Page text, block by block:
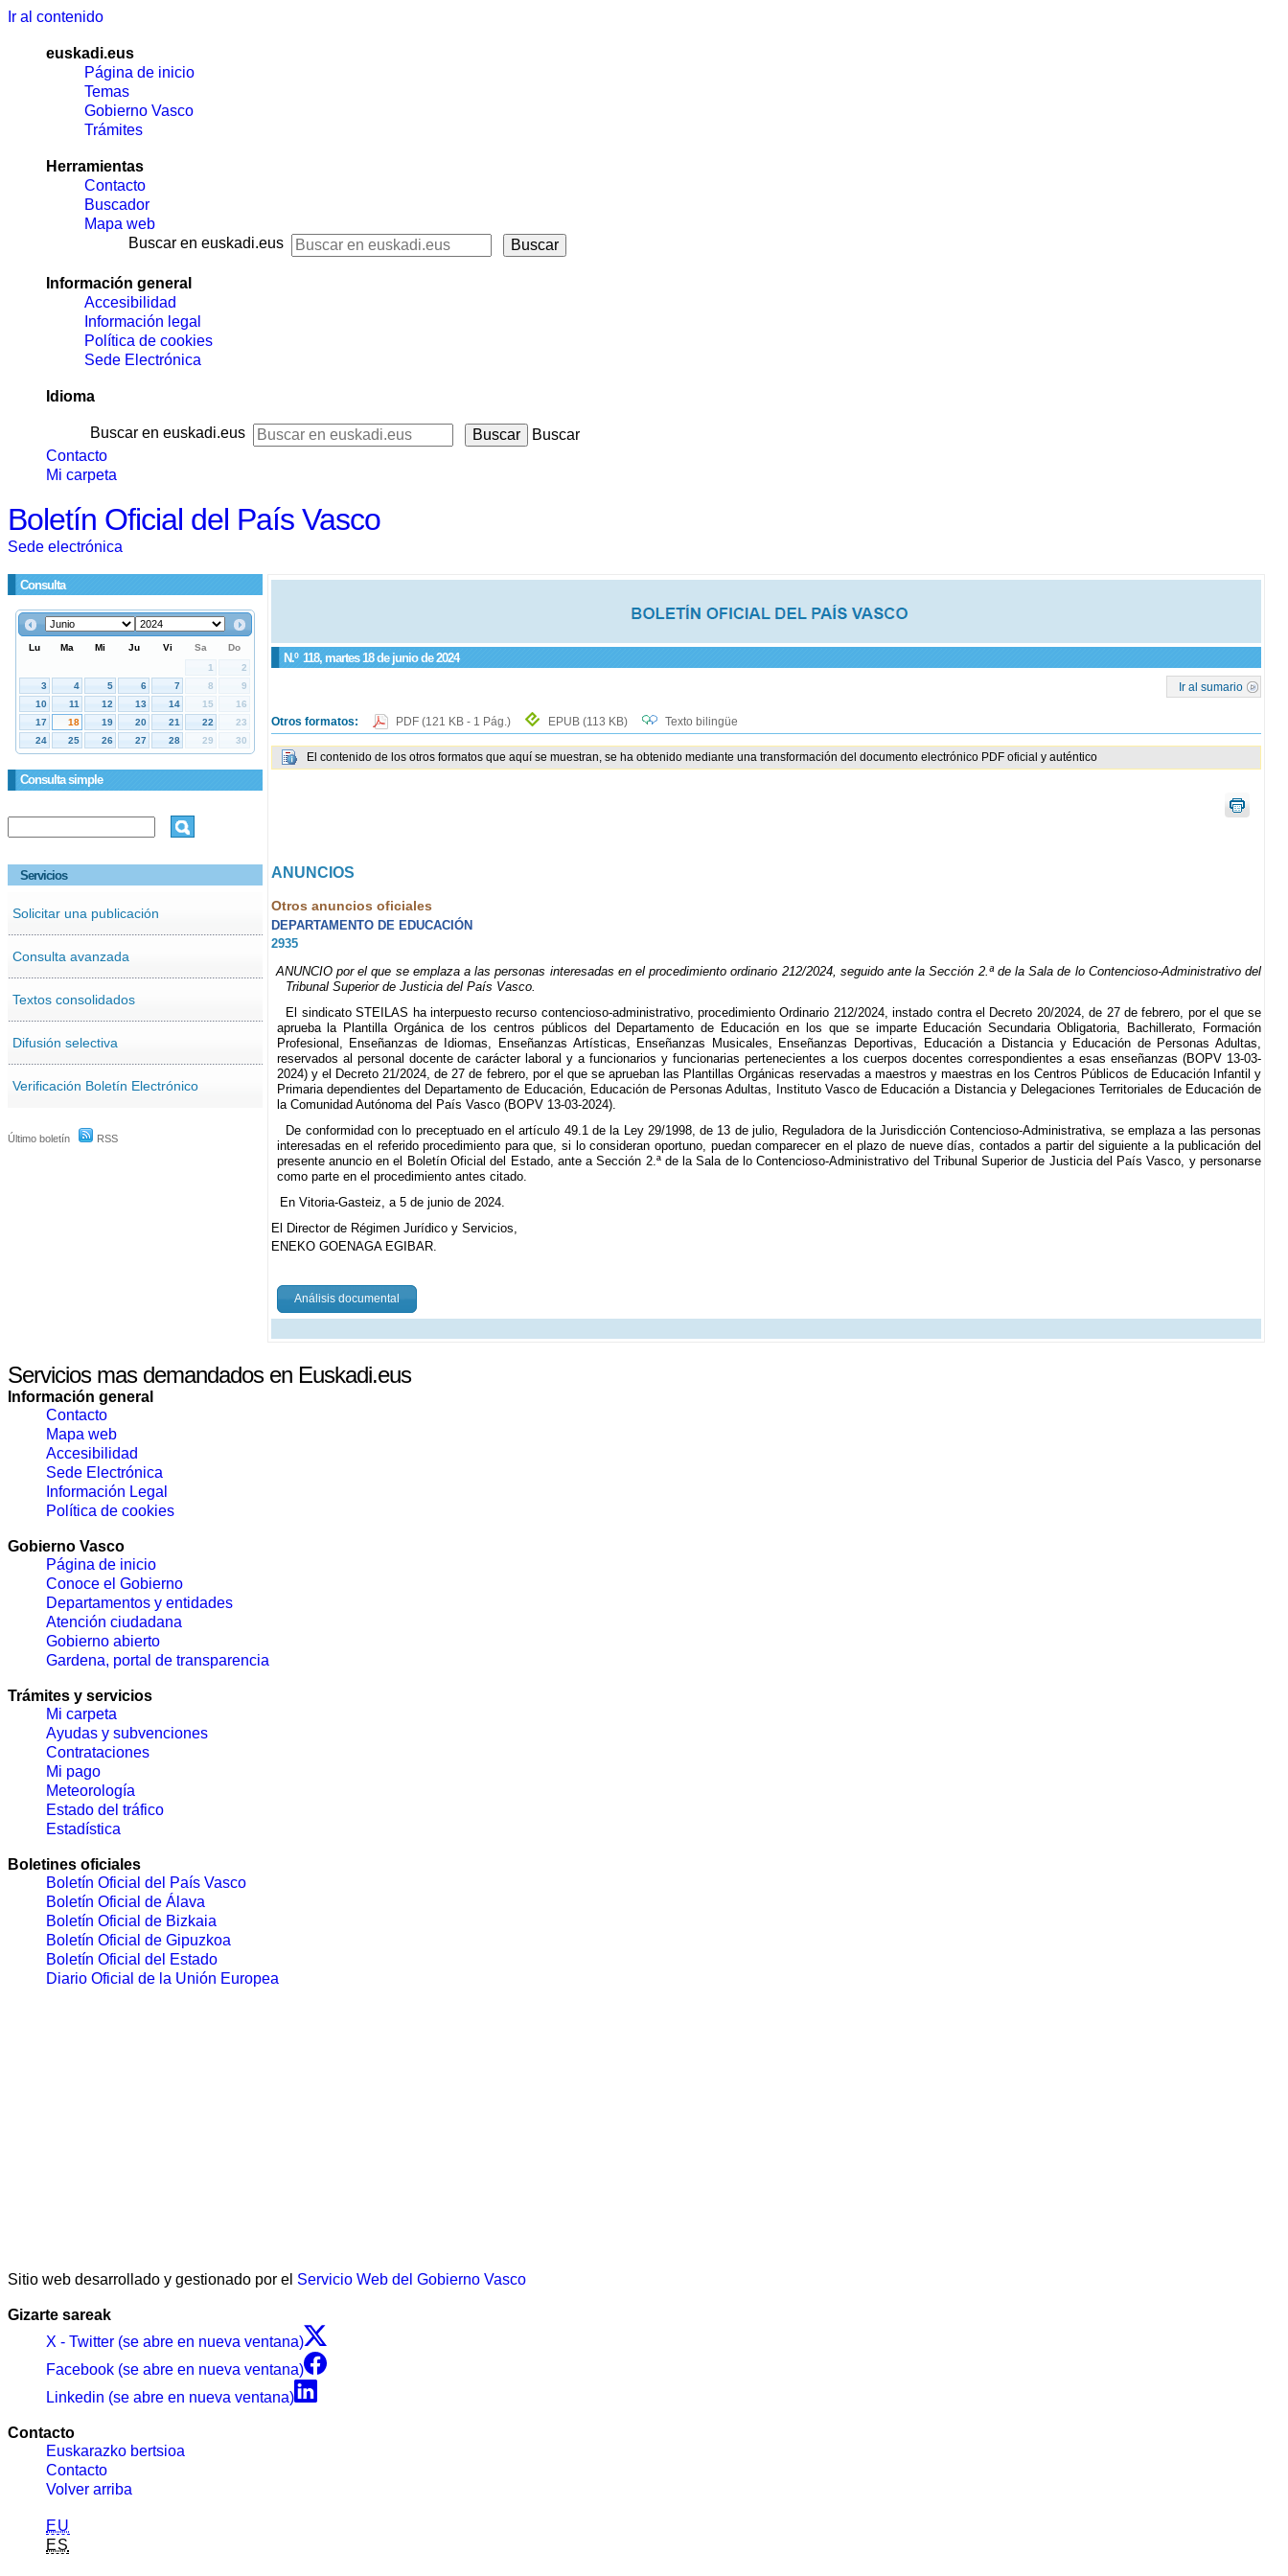
Ir al contenido
euskadi.eus
Página de inicio
Temas
Gobierno Vasco
Trámites
Herramientas
Contacto
Buscador
Mapa web
Buscar en euskadi.eus
Información general
Accesibilidad
Información legal
Política de cookies
Sede Electrónica
Idioma
Buscar en euskadi.eus
Buscar
Contacto
Mi carpeta
Boletín Oficial del País Vasco
Sede electrónica
Consulta
Consulta simple
Servicios
Solicitar una publicación
Consulta avanzada
Textos consolidados
Difusión selectiva
Verificación Boletín Electrónico
Último boletín RSS
N.º 118, martes 18 de junio de 2024
Ir al sumario
Otros formatos: PDF (121 KB - 1 Pág.) EPUB (113 KB) Texto bilingüe
El contenido de los otros formatos que aquí se muestran, se ha obtenido mediante una transformación del documento electrónico PDF oficial y auténtico
ANUNCIOS
Otros anuncios oficiales
DEPARTAMENTO DE EDUCACIÓN
2935
ANUNCIO por el que se emplaza a las personas interesadas en el procedimiento ordinario 212/2024, seguido ante la Sección 2.ª de la Sala de lo Contencioso-Administrativo del
Tribunal Superior de Justicia del País Vasco.
El sindicato STEILAS ha interpuesto recurso contencioso-administrativo, procedimiento Ordinario 212/2024, instado contra el Decreto 20/2024, de 27 de febrero, por el que se
aprueba la Plantilla Orgánica de los centros públicos del Departamento de Educación en los que se imparte Educación Secundaria Obligatoria, Bachillerato, Formación
Profesional, Enseñanzas de Idiomas, Enseñanzas Artísticas, Enseñanzas Musicales, Enseñanzas Deportivas, Educación a Distancia y Educación de Personas Adultas,
reservados al personal docente de carácter laboral y a funcionarios y funcionarias pertenecientes a los cuerpos docentes correspondientes a esas enseñanzas (BOPV 13-03-
2024) y el Decreto 21/2024, de 27 de febrero, por el que se aprueban las Plantillas Orgánicas reservadas a maestros y maestras en los Centros Públicos de Educación Infantil y
Primaria dependientes del Departamento de Educación, Educación de Personas Adultas, Instituto Vasco de Educación a Distancia y Delegaciones Territoriales de Educación de
la Comunidad Autónoma del País Vasco (BOPV 13-03-2024).
De conformidad con lo preceptuado en el artículo 49.1 de la Ley 29/1998, de 13 de julio, Reguladora de la Jurisdicción Contencioso-Administrativa, se emplaza a las personas
interesadas en el referido procedimiento para que, si lo consideran oportuno, puedan comparecer en el plazo de nueve días, contados a partir del siguiente a la publicación del
presente anuncio en el Boletín Oficial del Estado, ante a Sección 2.ª de la Sala de lo Contencioso-Administrativo del Tribunal Superior de Justicia del País Vasco, y personarse
como parte en el procedimiento antes citado.
En Vitoria-Gasteiz, a 5 de junio de 2024.
El Director de Régimen Jurídico y Servicios,
ENEKO GOENAGA EGIBAR.
Análisis documental
Servicios mas demandados en Euskadi.eus
Información general
Contacto
Mapa web
Accesibilidad
Sede Electrónica
Información Legal
Política de cookies
Gobierno Vasco
Página de inicio
Conoce el Gobierno
Departamentos y entidades
Atención ciudadana
Gobierno abierto
Gardena, portal de transparencia
Trámites y servicios
Mi carpeta
Ayudas y subvenciones
Contrataciones
Mi pago
Meteorología
Estado del tráfico
Estadística
Boletines oficiales
Boletín Oficial del País Vasco
Boletín Oficial de Álava
Boletín Oficial de Bizkaia
Boletín Oficial de Gipuzkoa
Boletín Oficial del Estado
Diario Oficial de la Unión Europea
Sitio web desarrollado y gestionado por el Servicio Web del Gobierno Vasco
Gizarte sareak
X - Twitter (se abre en nueva ventana)
Facebook (se abre en nueva ventana)
Linkedin (se abre en nueva ventana)
Contacto
Euskarazko bertsioa
Contacto
Volver arriba
EU
ES